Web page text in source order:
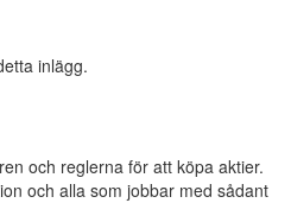
inlägg.
och reglerna för att köpa aktier.
och alla som jobbar med sådant